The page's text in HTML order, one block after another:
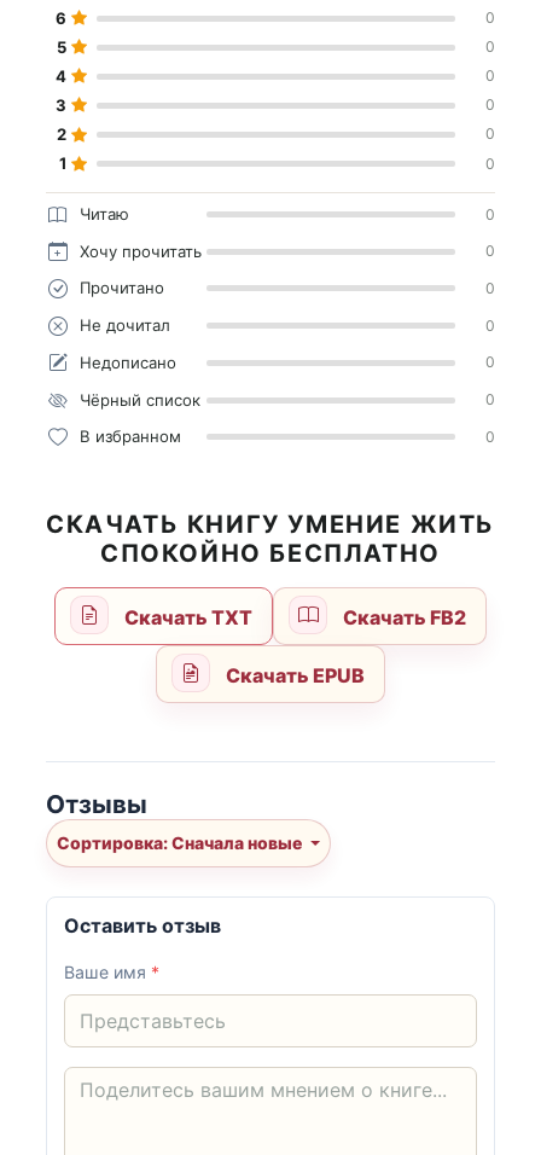
6 0
5 0
4 0
3 0
2 0
1 0
Читаю 0
Хочу прочитать 0
Прочитано 0
Не дочитал 0
Недописано 0
Чёрный список 0
В избранном 0
СКАЧАТЬ КНИГУ УМЕНИЕ ЖИТЬ
СПОКОЙНО БЕСПЛАТНО
Скачать TXT Скачать FB2
Скачать EPUB
Отзывы
Сортировка: Сначала новые
Оставить отзыв
Ваше имя *